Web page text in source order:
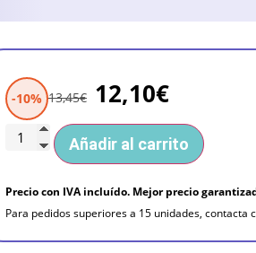
-10% 13,45€ 12,10€
Añadir al carrito
Precio con IVA incluído. Mejor precio
Para pedidos superiores a 15 unidades, contacta